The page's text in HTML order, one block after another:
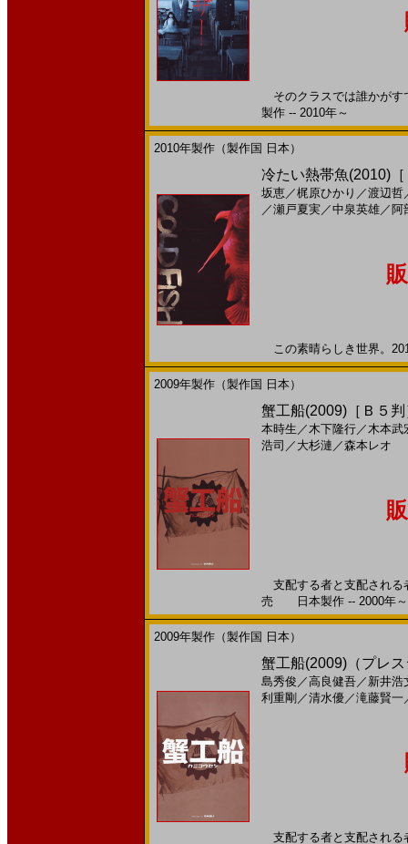
そのクラスでは誰かが
製作 -- 2010年～
2010年製作（製作国 日本）
冷たい熱帯魚(2010)
坂恵／梶原ひかり ／渡辺哲
／瀬戸夏実／中泉英雄／ 阿
この素晴らしき世界。
2009年製作（製作国 日本）
蟹工船(2009)［Ｂ５判
本時生 ／木下隆行／木本武
浩司 ／ 大杉漣 ／森本レオ
支配する者と支配される
売 日本製作 -- 2000年～
2009年製作（製作国 日本）
蟹工船(2009)（プレ
島秀俊 ／高良健吾／ 新井浩
利重剛 ／清水優／滝藤賢一
支配する者と支配される